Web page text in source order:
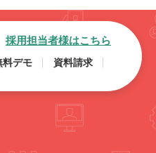
採用担当者様はこちら
料デモ 資料請求